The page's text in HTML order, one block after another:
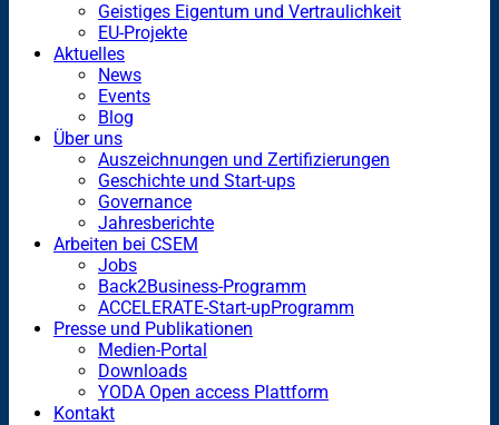
Geistiges Eigentum und Vertraulichkeit
EU-Projekte
Aktuelles
News
Events
Blog
Über uns
Auszeichnungen und Zertifizierungen
Geschichte und Start-ups
Governance
Jahresberichte
Arbeiten bei CSEM
Jobs
Back2Business-Programm
ACCELERATE-Start-upProgramm
Presse und Publikationen
Medien-Portal
Downloads
YODA Open access Plattform
Kontakt